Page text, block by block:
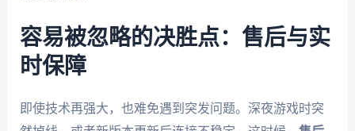
容易被忽略的决胜点：售后与实
时保障
即使技术再强大，也难免遇到突发问题。深夜游戏时突